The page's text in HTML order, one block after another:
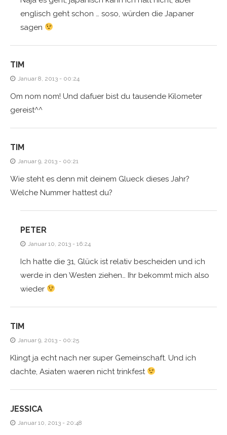
englisch geht schon … soso, würden die Japaner
sagen
TIM
Januar 8, 2013 - 00:24
Om nom nom! Und dafuer bist du tausende Kilometer
gereist^^
TIM
Januar 9, 2013 - 00:21
Wie steht es denn mit deinem Glueck dieses Jahr?
Welche Nummer hattest du?
PETER
Januar 10, 2013 - 16:24
Ich hatte die 31, Glück ist relativ bescheiden und ich
werde in den Westen ziehen… Ihr bekommt mich also
wieder
TIM
Januar 9, 2013 - 00:25
Klingt ja echt nach ner super Gemeinschaft. Und ich
dachte, Asiaten waeren nicht trinkfest
JESSICA
Januar 10, 2013 - 20:48